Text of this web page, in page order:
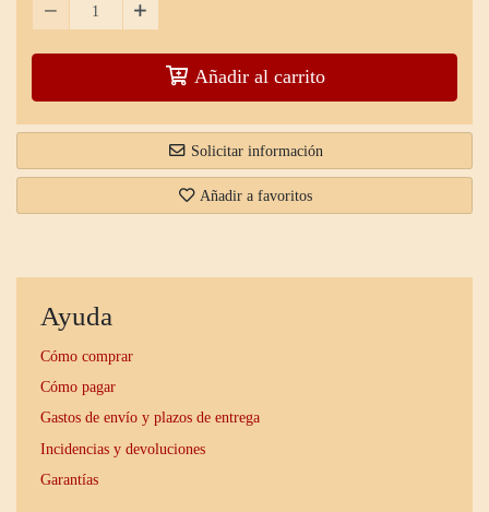
Añadir al carrito
Solicitar información
Añadir a favoritos
Ayuda
Cómo comprar
Cómo pagar
Gastos de envío y plazos de entrega
Incidencias y devoluciones
Garantías